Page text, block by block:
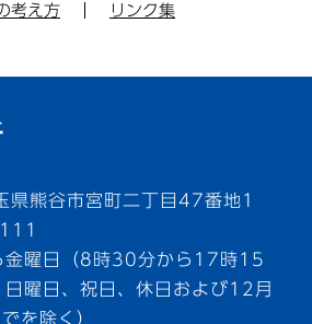
考え方
リンク集
熊谷市宮町二丁目47番地1
金曜日（8時30分から17時15
曜日、祝日、休日および12月
を除く）